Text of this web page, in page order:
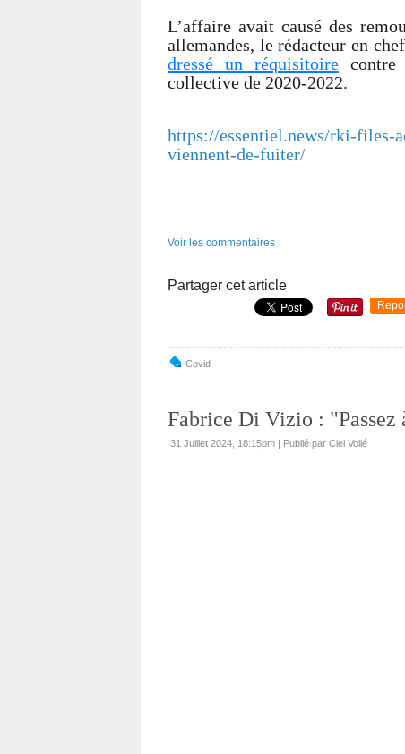
L’affaire avait causé des
allemandes, le rédacteur en
dressé un réquisitoirecontre
collective de 2020-2022.
https://essentiel.news/rki-files-
viennent-de-fuiter/
Voir les commentaires
Partager cet article
Covid
Fabrice Di Vizio : "Passez
31 Juillet 2024, 18:15pm | Publié par Ciel Voilé